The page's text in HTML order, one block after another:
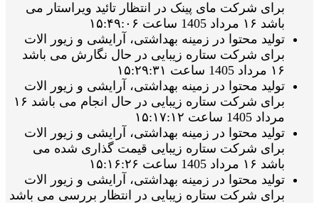
برای شرکت مای پینک در انتظار تائید ویراستار می
باشد ۱۶ مرداد 1405 ساعت ۱۵:۴۹:۰۶
تولید محتوا در زمینه بهداشتی، آرایشی و زیور الات
برای شرکت ستاره زیبایی در حال نگارش می باشد
۱۶ مرداد 1405 ساعت ۱۵:۲۹:۳۱
تولید محتوا در زمینه بهداشتی، آرایشی و زیور الات
برای شرکت ستاره زیبایی در حال انجام می باشد ۱۶
مرداد 1405 ساعت ۱۵:۱۷:۱۲
تولید محتوا در زمینه بهداشتی، آرایشی و زیور الات
برای شرکت ستاره زیبایی قیمت گذاری شده می
باشد ۱۶ مرداد 1405 ساعت ۱۵:۱۶:۲۶
تولید محتوا در زمینه بهداشتی، آرایشی و زیور الات
برای شرکت ستاره زیبایی در انتظار بررسی می باشد